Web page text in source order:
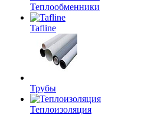
Теплообменники
Tafline
Трубы
Теплоизоляция